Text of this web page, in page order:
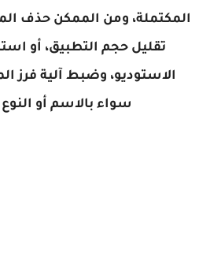
المكتملة، ومن الممكن حذف
تقليل حجم التطبيق، أو
الاستوديو، وضبط آلية فرز
سواء بالاسم أو النوع